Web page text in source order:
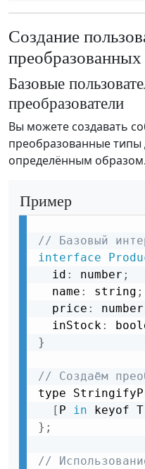
Создание
Базовые
преобразователи
Вы можете создавать
преобразованные
определённым образом.
Пример
// Базовый
interface
  id
: number ;
  name
: string ;
  price
: number
  inStock
:
}
// Создаём
type
[ P in keyof T
} ;
//